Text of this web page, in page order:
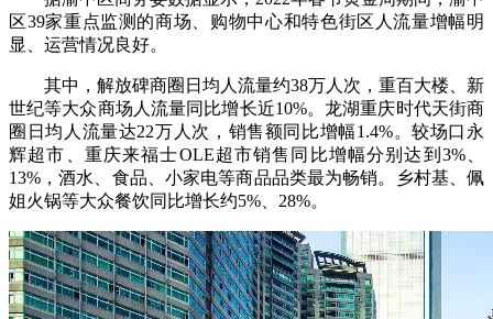
区39家重点监测的商场、购物中心和特色街区人流量增幅明
显、运营情况良好。
其中，解放碑商圈日均人流量约38万人次，重百大楼、新
世纪等大众商场人流量同比增长近10%。龙湖重庆时代天街商
圈日均人流量达22万人次，销售额同比增幅1.4%。较场口永
辉超市、重庆来福士OLE超市销售同比增幅分别达到3%、
13%，酒水、食品、小家电等商品品类最为畅销。乡村基、佩
姐火锅等大众餐饮同比增长约5%、28%。